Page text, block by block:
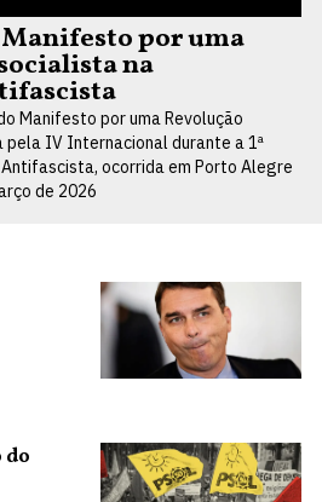
por uma
na
Manifesto por uma Revolução
IV Internacional durante a 1ª
ocorrida em Porto Alegre
de 2026
do